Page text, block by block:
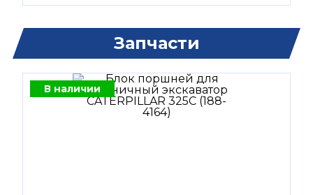
Запчасти
В наличии